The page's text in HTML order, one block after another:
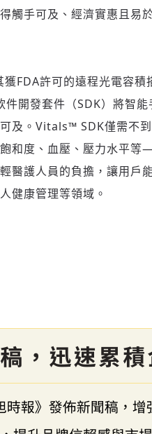
觸手可及、經濟實惠且易
FDA許可的遠程光電容積
開發套件（SDK）將智
及。Vitals™ SDK僅需不
和度、血壓、壓力水平
醫護人員的負擔，讓用戶
健康管理等領域。